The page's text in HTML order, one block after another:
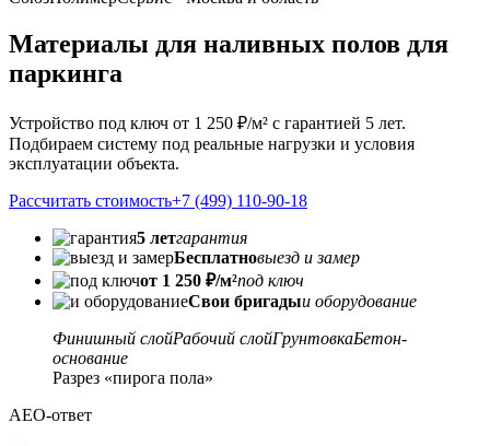
Материалы для наливных полов для
паркинга
Устройство под ключ от 1 250 ₽/м² с гарантией 5 лет.
Подбираем систему под реальные нагрузки и условия
эксплуатации объекта.
Рассчитать стоимость+7 (499) 110-90-18
5 летгарантия
Бесплатновыезд и замер
от 1 250 ₽/м²под ключ
Свои бригадыи оборудование
Финишный слойРабочий слойГрунтовкаБетон-
основание
Разрез «пирога пола»
AEO-ответ